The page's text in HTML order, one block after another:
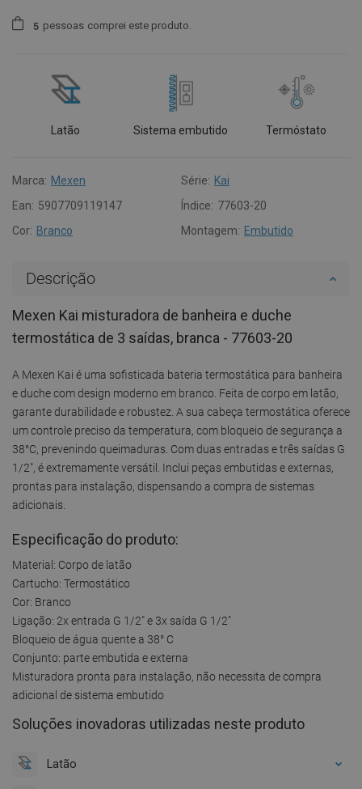
5 pessoas comprei este produto.
Latão Sistema embutido Termóstato
Marca: Mexen Série: Kai
Ean: 5907709119147 Índice: 77603-20
Cor: Branco Montagem: Embutido
Descrição
Mexen Kai misturadora de banheira e duche
termostática de 3 saídas, branca - 77603-20
A Mexen Kai é uma sofisticada bateria termostática para banheira
e duche com design moderno em branco. Feita de corpo em latão,
garante durabilidade e robustez. A sua cabeça termostática oferece
um controle preciso da temperatura, com bloqueio de segurança a
38°C, prevenindo queimaduras. Com duas entradas e três saídas G
1/2", é extremamente versátil. Inclui peças embutidas e externas,
prontas para instalação, dispensando a compra de sistemas
adicionais.
Especificação do produto:
Material: Corpo de latão
Cartucho: Termostático
Cor: Branco
Ligação: 2x entrada G 1/2" e 3x saída G 1/2"
Bloqueio de água quente a 38° C
Conjunto: parte embutida e externa
Misturadora pronta para instalação, não necessita de compra
adicional de sistema embutido
Soluções inovadoras utilizadas neste produto
Latão